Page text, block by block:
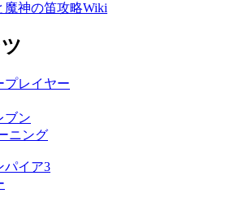
魔神の笛攻略Wiki
プレイヤー
ブン
ニング
パイア3